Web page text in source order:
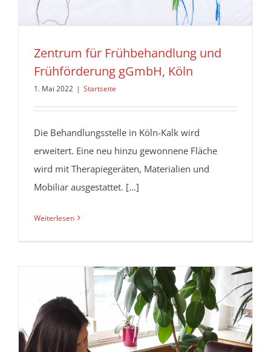
Zentrum für Frühbehandlung und
Frühförderung gGmbH, Köln
1. Mai 2022 | Startseite
Die Behandlungsstelle in Köln-Kalk wird
erweitert. Eine neu hinzu gewonnene Fläche
wird mit Therapiegeräten, Materialien und
Mobiliar ausgestattet. […]
Weiterlesen